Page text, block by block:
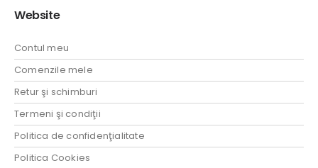
Website
Contul meu
Comenzile mele
Retur şi schimburi
Termeni şi condiţii
Politica de confidenţialitate
Politica Cookies